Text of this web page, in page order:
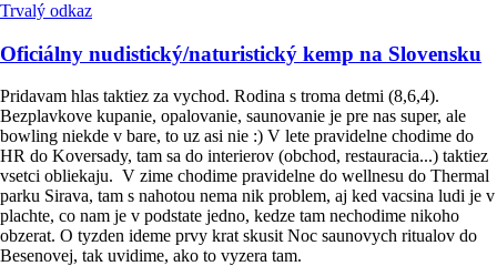
Trvalý odkaz
Oficiálny nudistický/naturistický kemp na Slovensku
Pridavam hlas taktiez za vychod. Rodina s troma detmi (8,6,4).
Bezplavkove kupanie, opalovanie, saunovanie je pre nas super, ale
bowling niekde v bare, to uz asi nie :) V lete pravidelne chodime do
HR do Koversady, tam sa do interierov (obchod, restauracia...) taktiez
vsetci obliekaju. V zime chodime pravidelne do wellnesu do Thermal
parku Sirava, tam s nahotou nema nik problem, aj ked vacsina ludi je v
plachte, co nam je v podstate jedno, kedze tam nechodime nikoho
obzerat. O tyzden ideme prvy krat skusit Noc saunovych ritualov do
Besenovej, tak uvidime, ako to vyzera tam.